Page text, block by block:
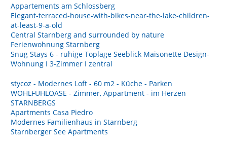
Appartements am Schlossberg
Elegant-terraced-house-with-bikes-near-the-lake-children-
at-least-9-a-old
Central Starnberg and surrounded by nature
Ferienwohnung Starnberg
Snug Stays 6 - ruhige Toplage Seeblick Maisonette Design-
Wohnung I 3-Zimmer I zentral
stycoz - Modernes Loft - 60 m2 - Küche - Parken
WOHLFÜHLOASE - Zimmer, Appartment - im Herzen
STARNBERGS
Apartments Casa Piedro
Modernes Familienhaus in Starnberg
Starnberger See Apartments